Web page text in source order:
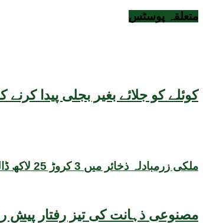
کوئلے کو جلائے بغیر بجلی پیدا
مصنوعی ذہانت کی تیز رفتار پیش رفت 2028 تک عالمی معیشت کیلئے سنگین خطرہ بن سکتی ہے، نئی
متعلقہ پوسٹس
ملکی زرمبادلہ ذخائر میں 3 کروڑ 25 لاکھ ڈالر کا اضافہ، مجموعی حجم 22 ارب 47 کروڑ ڈالر تک پہنچ گیا